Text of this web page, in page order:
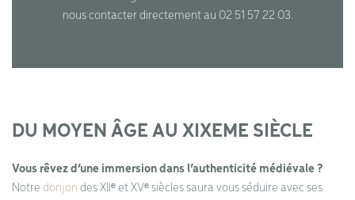
nous contacter directement au 02 51 57 22 03.
DU MOYEN ÂGE AU XIXEME SIÈCLE
Vous rêvez d’une immersion dans l’authenticité médiévale ?
Notre donjon des XIIᵉ et XVᵉ siècles saura vous séduire avec ses